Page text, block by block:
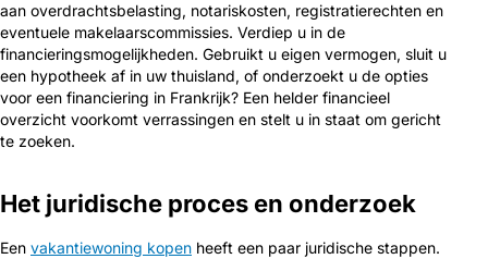
aan overdrachtsbelasting, notariskosten, registratierechten en
eventuele makelaarscommissies. Verdiep u in de
financieringsmogelijkheden. Gebruikt u eigen vermogen, sluit u
een hypotheek af in uw thuisland, of onderzoekt u de opties
voor een financiering in Frankrijk? Een helder financieel
overzicht voorkomt verrassingen en stelt u in staat om gericht
te zoeken.
Het juridische proces en onderzoek
Een vakantiewoning kopen heeft een paar juridische stappen.